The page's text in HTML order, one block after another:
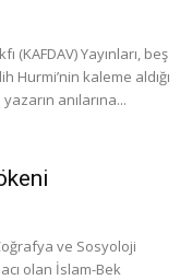
(KAFDAV) Yayınları, beş
Hurmi’nin kaleme aldığı
anılarına...
ve Sosyoloji
olan İslam-Bek